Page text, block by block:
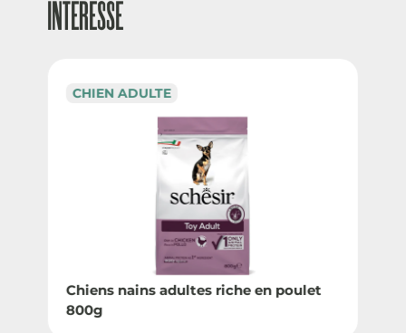
INTÉRESSÉ
CHIEN ADULTE
Chiens nains adultes riche en poulet
800g